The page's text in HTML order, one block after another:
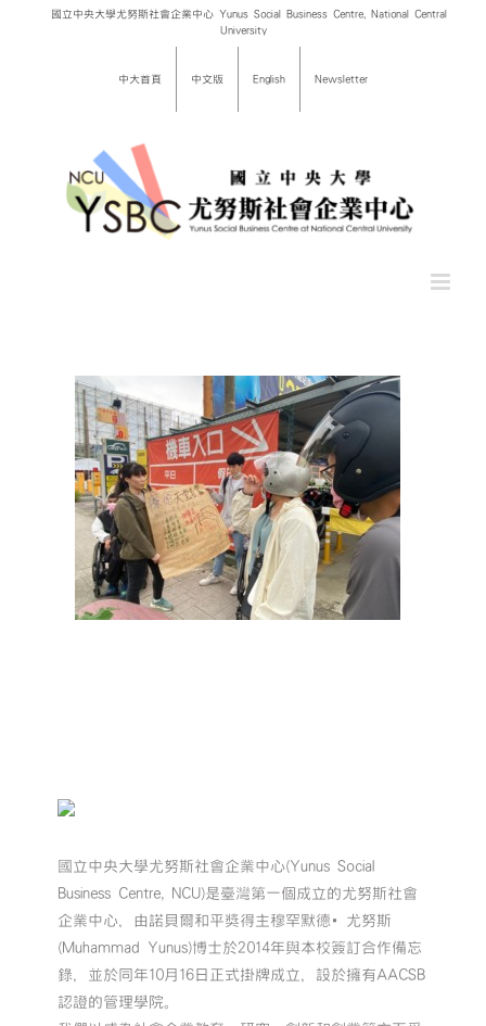
國立中央大學尤努斯社會企業中心 Yunus Social Business Centre, National Central
University
中大首頁 中文版 English Newsletter
國立中央大學尤努斯社會企業中心(Yunus Social
Business Centre, NCU)是臺灣第一個成立的尤努斯社會
企業中心，由諾貝爾和平獎得主穆罕默德•尤努斯
(Muhammad Yunus)博士於2014年與本校簽訂合作備忘
錄，並於同年10月16日正式掛牌成立，設於擁有AACSB
認證的管理學院。